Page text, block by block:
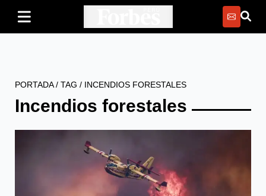
PORTADA/ TAG / INCENDIOS FORESTALES
Incendios forestales